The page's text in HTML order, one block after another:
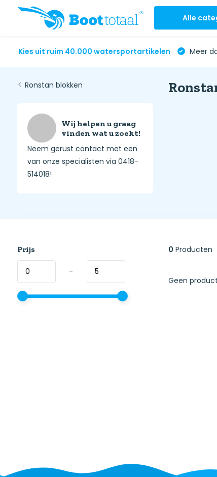
Alle
Kies uit ruim 40.000 watersportartikelen Meer
Ronstan blokken
Wij helpen u graag
vinden wat u zoekt!
Neem gerust contact met een
van onze specialisten via 0418-
514018!
Prijs
-
0 Producten
Geen